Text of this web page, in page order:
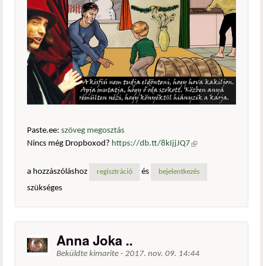
Paste.ee: szöveg megosztás
Nincs még Dropboxod? https://db.tt/8kIjjJQ7 (külső
a hozzászóláshoz
regisztráció és bejelentkezés
szükséges
Anna Joka ..
Beküldte kimarite - 2017. nov. 09. 14:44